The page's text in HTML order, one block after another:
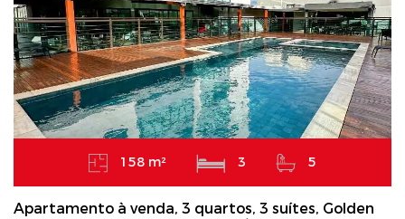
158 m² 3 5
Apartamento à venda, 3 quartos, 3 suítes, Golden